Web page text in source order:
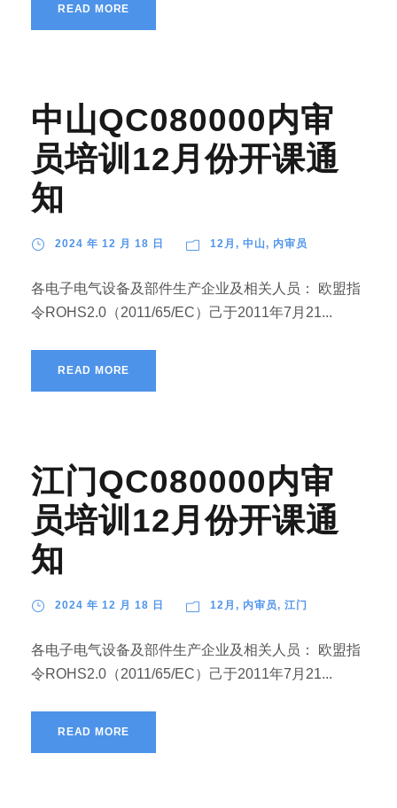
READ MORE
中山QC080000内审
员培训12月份开课通
知
2024 年 12 月 18 日 12月 , 中山, 内审员
各电子电气设备及部件生产企业及相关人员： 欧盟指
令ROHS2.0（2011/65/EC）己于2011年7月21...
READ MORE
江门QC080000内审
员培训12月份开课通
知
2024 年 12 月 18 日 12月 , 内审员, 江门
各电子电气设备及部件生产企业及相关人员： 欧盟指
令ROHS2.0（2011/65/EC）己于2011年7月21...
READ MORE